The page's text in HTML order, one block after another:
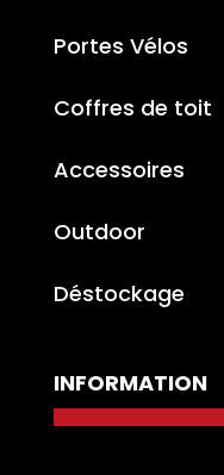
Portes Vélos
Coffres de toit
Accessoires
Outdoor
Déstockage
INFORMATION